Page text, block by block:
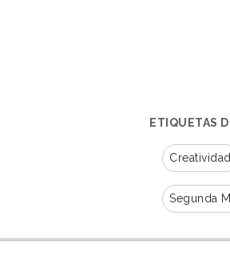
siguieran a
Rachael
durante
durante todo
ETIQUETAS
Creatividad
Segunda